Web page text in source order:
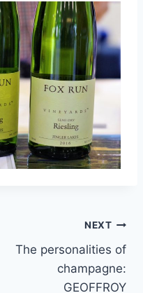
NEXT
The personalities of
champagne:
GEOFFROY